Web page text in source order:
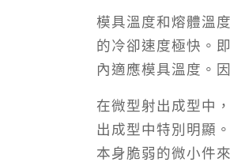
模具溫度和熔體溫
的冷卻速度極快。
內適應模具溫度。
在微型射出成型中
出成型中特別明顯
本身脆弱的微小件